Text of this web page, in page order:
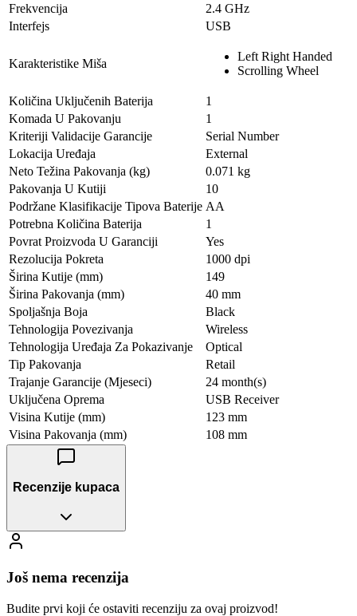
Frekvencija
2.4 GHz
Interfejs
USB
Karakteristike Miša
Left Right Handed
Scrolling Wheel
Količina Uključenih Baterija
1
Komada U Pakovanju
1
Kriteriji Validacije Garancije
Serial Number
Lokacija Uređaja
External
Neto Težina Pakovanja (kg)
0.071 kg
Pakovanja U Kutiji
10
Podržane Klasifikacije Tipova Baterije AA
Potrebna Količina Baterija
1
Povrat Proizvoda U Garanciji
Yes
Rezolucija Pokreta
1000 dpi
Širina Kutije (mm)
149
Širina Pakovanja (mm)
40 mm
Spoljašnja Boja
Black
Tehnologija Povezivanja
Wireless
Tehnologija Uređaja Za Pokazivanje
Optical
Tip Pakovanja
Retail
Trajanje Garancije (Mjeseci)
24 month(s)
Uključena Oprema
USB Receiver
Visina Kutije (mm)
123 mm
Visina Pakovanja (mm)
108 mm
Recenzije kupaca
Još nema recenzija
Budite prvi koji će ostaviti recenziju za ovaj proizvod!